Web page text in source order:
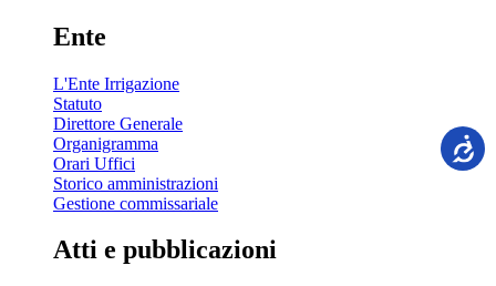
Ente
L'Ente Irrigazione
Statuto
Direttore Generale
Organigramma
Orari Uffici
Storico amministrazioni
Gestione commissariale
Atti e pubblicazioni